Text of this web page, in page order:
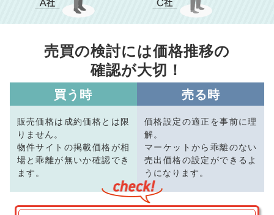
売買の検討には価格推移の
確認が大切！
買う時
販売価格は成約価格とは限
りません。
物件サイトの掲載価格が相
場と乖離が無いか確認でき
ます。
売る時
価格設定の適正を事前に理
解。
マーケットから乖離のない
売出価格の設定ができるよ
うになります。